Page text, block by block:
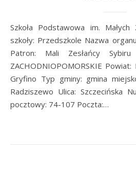
Szkoła Podstawowa im. Małych Zesłańców Sybiru Typ
szkoły: Przedszkole Nazwa
Patron: Mali Zesłańcy Sybiru
ZACHODNIOPOMORSKIE
Gryfino Typ gminy: gmina
Radziszewo Ulica: Szczecińska
pocztowy: 74-107 Poczta:…